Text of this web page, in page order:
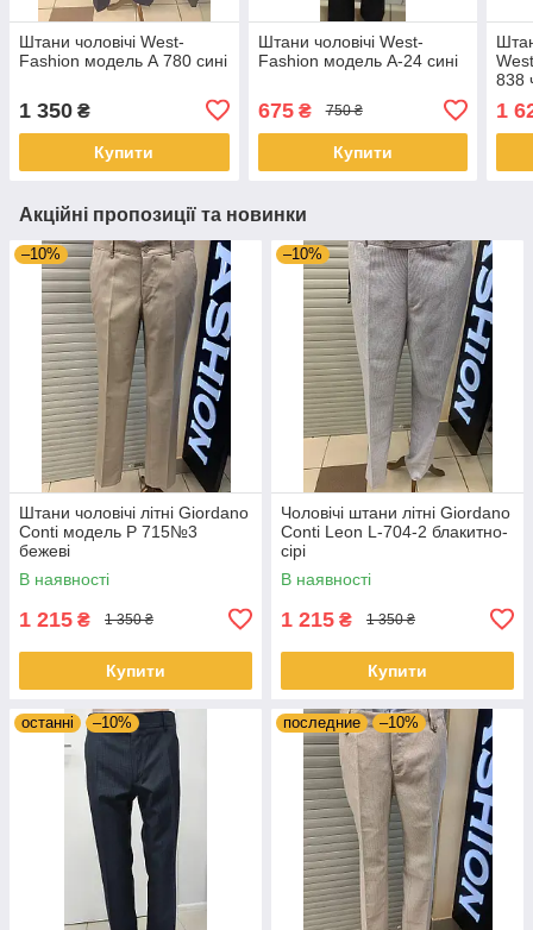
Штани чоловічі West-
Fashion модель А 780 сині
1 350 ₴
Купити
Штани чоловічі West-
Fashion модель А-24 сині
675₴ 750 ₴
Купити
838
1
Акційні пропозиції та новинки
–10%
Штани чоловічі літні Giordano
Conti модель Р 715№3
бежевi
В наявності
1 215 ₴ 1 350 ₴
Купити
–10%
Чоловічі штани літні Giordano
Conti Leon L-704-2 блакитно-
сірі
В наявності
1 215 ₴ 1 350 ₴
Купити
останні –10% последние –10%